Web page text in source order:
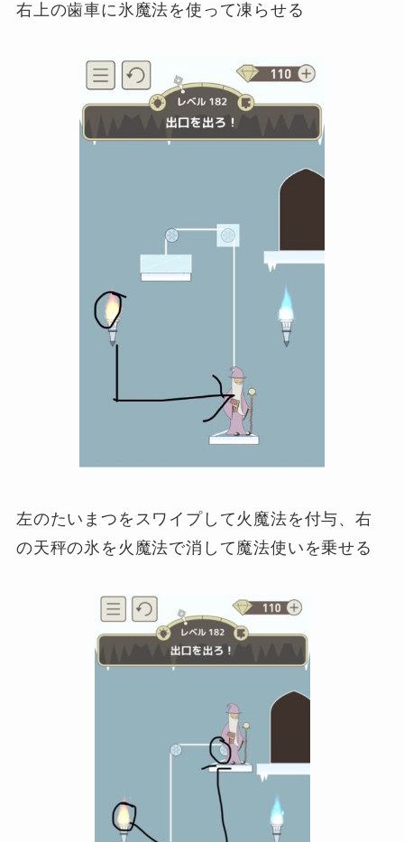
右上の歯車に氷魔法を使って凍らせる
左のたいまつをスワイプして火魔法を付与、右
の天秤の氷を火魔法で消して魔法使いを乗せる